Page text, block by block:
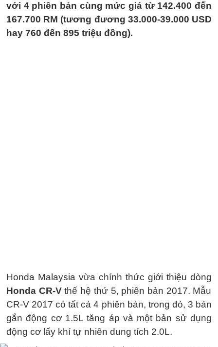
với 4 phiên bản cùng mức giá từ 142.400 đến
167.700 RM (tương đương 33.000-39.000 USD
hay 760 đến 895 triệu đồng).
Honda Malaysia vừa chính thức giới thiệu dòng
Honda CR-Vthế hệ thứ 5, phiên bản 2017. Mẫu
CR-V 2017 có tất cả 4 phiên bản, trong đó, 3 bản
gắn động cơ 1.5L tăng áp và một bản sử dụng
động cơ lấy khí tự nhiên dung tích 2.0L.